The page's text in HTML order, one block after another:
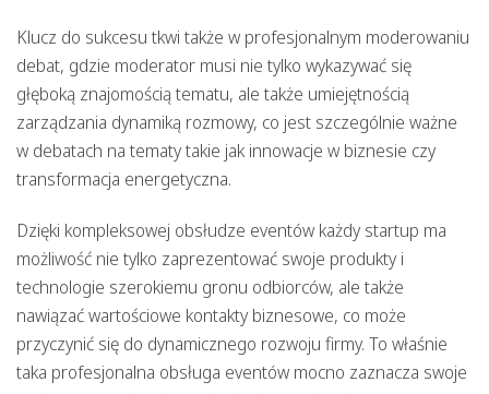
Klucz do sukcesu tkwi także w profesjonalnym moderowaniu
debat, gdzie moderator musi nie tylko wykazywać się
głęboką znajomością tematu, ale także umiejętnością
zarządzania dynamiką rozmowy, co jest szczególnie ważne
w debatach na tematy takie jak innowacje w biznesie czy
transformacja energetyczna.
Dzięki kompleksowej obsłudze eventów każdy startup ma
możliwość nie tylko zaprezentować swoje produkty i
technologie szerokiemu gronu odbiorców, ale także
nawiązać wartościowe kontakty biznesowe, co może
przyczynić się do dynamicznego rozwoju firmy. To właśnie
taka profesjonalna obsługa eventów mocno zaznacza swoje